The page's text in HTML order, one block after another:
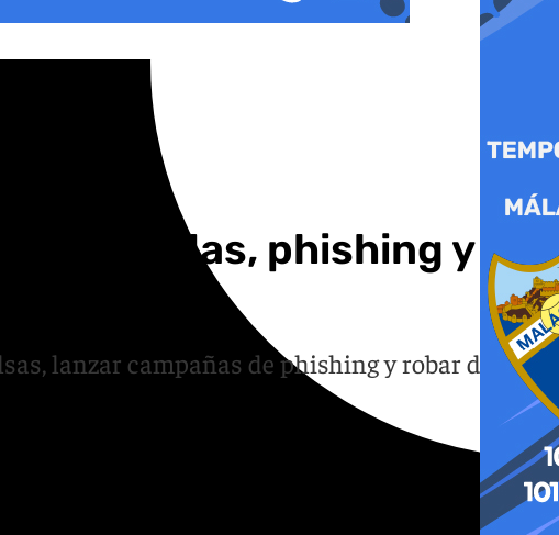
tiendas, phishing y
lanzar campañas de phishing y robar datos